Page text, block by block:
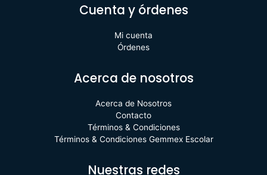
Cuenta y órdenes
Mi cuenta
Órdenes
Acerca de nosotros
Acerca de Nosotros
Contacto
Términos & Condiciones
Términos & Condiciones Gemmex Escolar
Nuestras redes